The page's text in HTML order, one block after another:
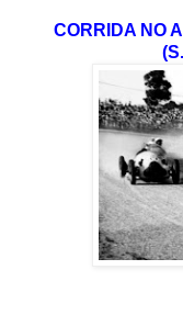
CORRIDA NO